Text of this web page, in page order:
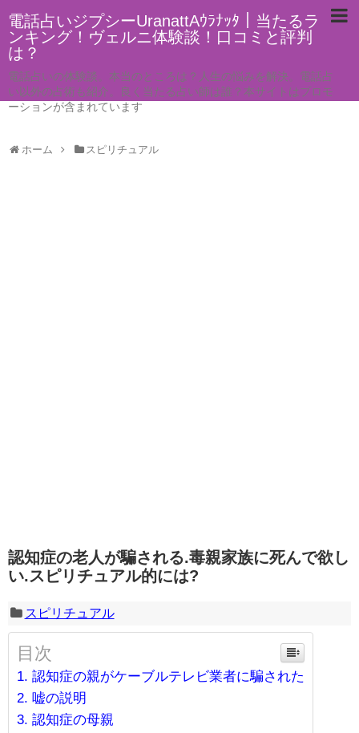
電話占いジプシーUranattAｳﾗﾅｯﾀ｜当たるラ
ンキング！ヴェルニ体験談！口コミと評判
は？
電話占いの体験談。本当のところは？人生の悩みを解決。電話占
い以外の占術も紹介。良く当たる占い師は誰？本サイトはプロモ
ーションが含まれています
ホーム スピリチュアル
認知症の老人が騙される.毒親家族に死んで欲し
い.スピリチュアル的には?
スピリチュアル
目次
認知症の親がケーブルテレビ業者に騙された
嘘の説明
認知症の母親